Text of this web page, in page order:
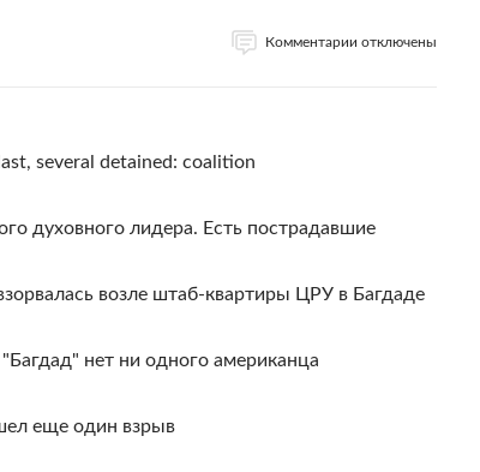
Комментарии отключены
several detained: coalition
духовного лидера. Есть пострадавшие
возле штаб-квартиры ЦРУ в Багдаде
нет ни одного американца
еще один взрыв